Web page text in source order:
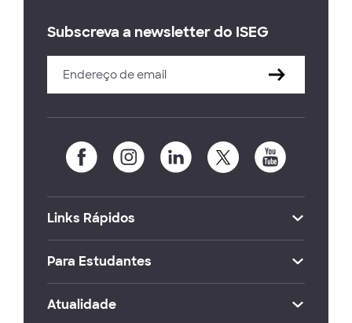
Subscreva a newsletter do ISEG
Links Rápidos
Para Estudantes
Atualidade